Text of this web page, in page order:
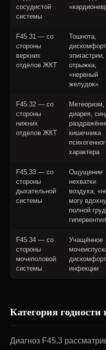
сосудистой
системы
F45.31 — со
стороны
верхних
отделов ЖКТ
Тошнота,
эпигастрии,
отрыжка,
«нервный
желудок»
F45.32 — со
стороны
нижних
отделов ЖКТ
Метеоризм,
диарея,
кишечника
характера
F45.33 — со
стороны
дыхательной
системы
Ощущение
нехватки
воздуха,
могу
полной
F45.34 — со
стороны
мочеполовой
системы
Учащённое
инфекции
Категория годности
Диагноз F45.3